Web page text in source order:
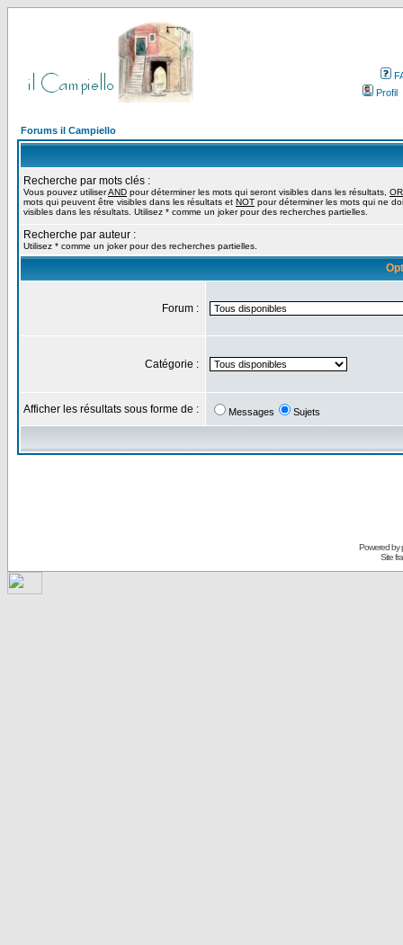
Profil
Forums il Campiello
Recherche par mots clés :
Vous pouvez utiliserAND pour déterminer les mots qui seront visibles dans les résultats, OR
mots qui peuvent être visibles dans les résultats et NOT pour déterminer les mots qui ne
visibles dans les résultats. Utilisez * comme un joker pour des recherches partielles.
Recherche par auteur :
Utilisez * comme un joker pour des recherches partielles.
Forum :
Catégorie :
Afficher les résultats sous forme de : Messages Sujets
Powered by
Site